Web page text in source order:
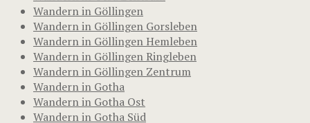
Wandern in Göllingen
Wandern in Göllingen Gorsleben
Wandern in Göllingen Hemleben
Wandern in Göllingen Ringleben
Wandern in Göllingen Zentrum
Wandern in Gotha
Wandern in Gotha Ost
Wandern in Gotha Süd